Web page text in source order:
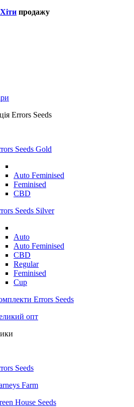
Хіти продажу
Errors Seeds
Seeds Gold
Auto Feminised
Feminised
CBD
Seeds Silver
Auto
Auto Feminised
CBD
Regular
Feminised
Cup
Errors Seeds
опт
Seeds
Farm
House Seeds